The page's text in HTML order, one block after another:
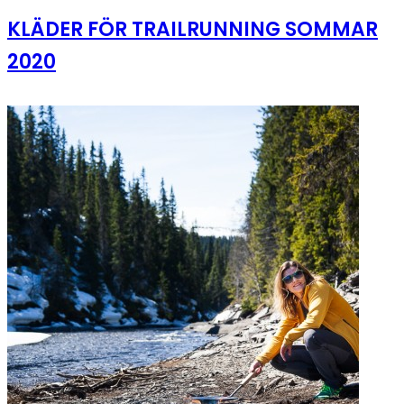
KLÄDER FÖR TRAILRUNNING SOMMAR
2020